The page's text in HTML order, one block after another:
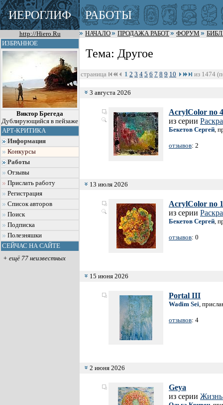
ИЕРОГЛИФ РАБОТЫ
http://Hiero.Ru НАЧАЛО ПРОДАЖА РАБОТ ФОРУМ
ИЗБРАННОЕ
Виктор Брегеда
Дублирующийся в пейзаже
АРТ-КРИТИКА
Информация
Конкурсы
Работы
Отзывы
Прислать работу
Регистрация
Список авторов
Поиск
Подписка
Полезняшки
СЕЙЧАС НА САЙТЕ
+ ещё 77 неизвестных
Тема: Другое
страница 1 2 3 4 5 6 7 8 9 10 из 1474
3 августа 2026
AcrylColor no 4
из серии
Бекетов Сергей,
отзывов: 2
13 июля 2026
AcrylColor no 1
из серии
Бекетов Сергей,
отзывов: 0
15 июня 2026
Portal III
Wadim Sei,
отзывов: 4
2 июня 2026
Geya
из серии Жизнь